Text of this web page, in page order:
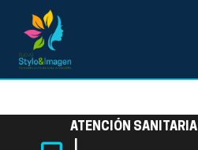
ATENCIÓN SANITARIA